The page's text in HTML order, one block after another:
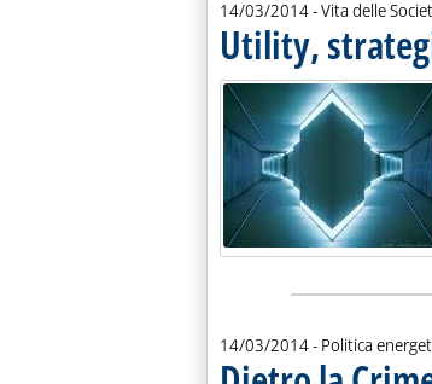
14/03/2014- Vita delle
Utility,
14/03/2014- Politica